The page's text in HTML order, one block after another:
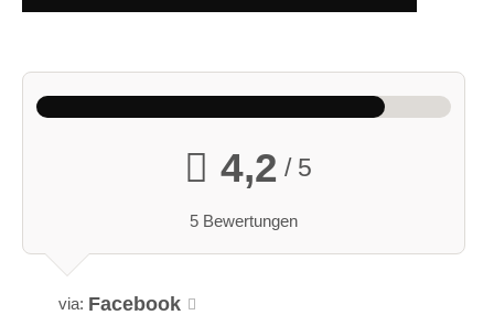
4,2 / 5
5 Bewertungen
via: Facebook